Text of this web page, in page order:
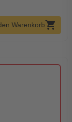
Warenkorb shopping_cart